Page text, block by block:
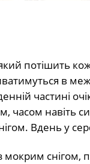
потішить
в
частині
часом навіть
Вдень у
снігом,